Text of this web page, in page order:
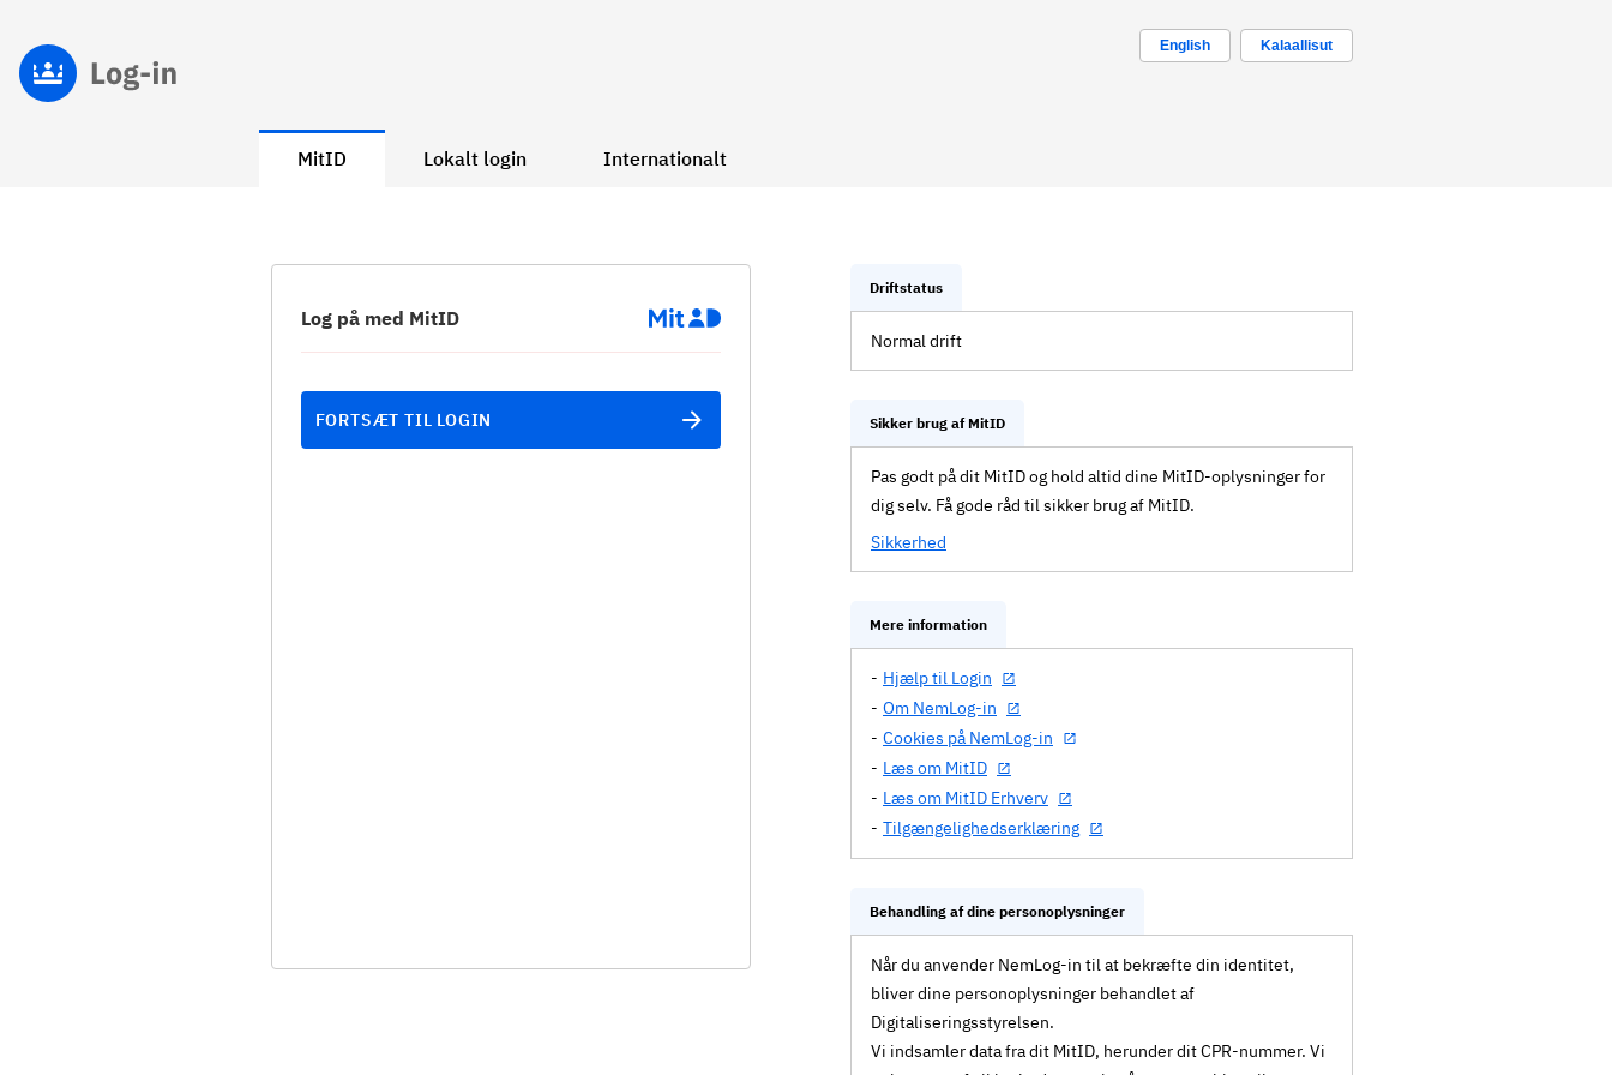
English Kalaallisut
MitID Lokalt login Internationalt
Log på med MitID
FORTSÆT TIL LOGIN
Driftstatus
Normal drift
Sikker brug af MitID
Pas godt på dit MitID og hold altid dine MitID-oplysninger for
dig selv. Få gode råd til sikker brug af MitID.
Sikkerhed
Mere information
Hjælp til Login
Om NemLog-in
Cookies på NemLog-in
Læs om MitID
Læs om MitID Erhverv
Tilgængelighedserklæring
Behandling af dine personoplysninger
Når du anvender NemLog-in til at bekræfte din identitet,
bliver dine personoplysninger behandlet af
Digitaliseringsstyrelsen.
Vi indsamler data fra dit MitID, herunder dit CPR-nummer. Vi